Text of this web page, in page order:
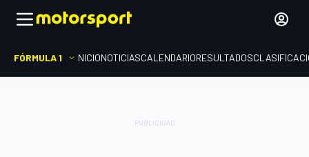
FÓRMULA 1 INICIONOTICIASCALENDARIORESULTADOS